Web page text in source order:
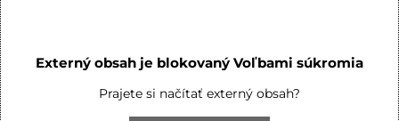
Externý obsah je blokovaný Voľbami súkromia
Prajete si načítať externý obsah?